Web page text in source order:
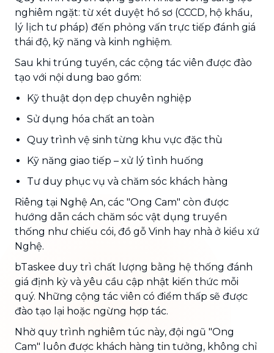
nghiêm ngặt: từ xét duyệt hồ sơ (CCCD, hộ khẩu,
lý lịch tư pháp) đến phỏng vấn trực tiếp đánh giá
thái độ, kỹ năng và kinh nghiệm.
Sau khi trúng tuyển, các cộng tác viên được đào
tạo với nội dung bao gồm:
Kỹ thuật dọn dẹp chuyên nghiệp
Sử dụng hóa chất an toàn
Quy trình vệ sinh từng khu vực đặc thù
Kỹ năng giao tiếp – xử lý tình huống
Tư duy phục vụ và chăm sóc khách hàng
Riêng tại Nghệ An, các "Ong Cam" còn được
hướng dẫn cách chăm sóc vật dụng truyền
thống như chiếu cói, đồ gỗ Vinh hay nhà ở kiểu xứ
Nghệ.
bTaskee duy trì chất lượng bằng hệ thống đánh
giá định kỳ và yêu cầu cập nhật kiến thức mỗi
quý. Những cộng tác viên có điểm thấp sẽ được
đào tạo lại hoặc ngừng hợp tác.
Nhờ quy trình nghiêm túc này, đội ngũ "Ong
Cam" luôn được khách hàng tin tưởng, không chỉ